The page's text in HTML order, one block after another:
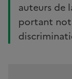
auteurs de
portant